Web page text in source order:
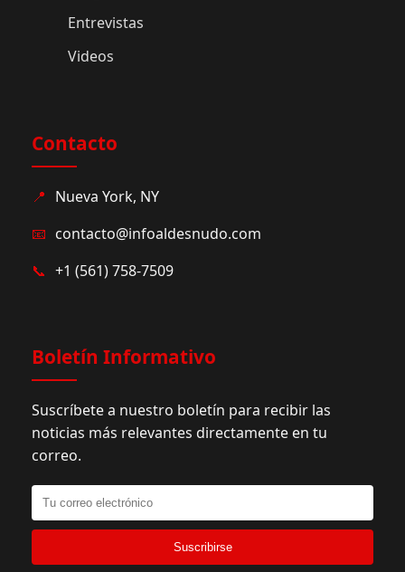
Entrevistas
Videos
Contacto
📍 Nueva York, NY
📧 contacto@infoaldesnudo.com
📞 +1 (561) 758-7509
Boletín Informativo
Suscríbete a nuestro boletín para recibir las
noticias más relevantes directamente en tu
correo.
Suscribirse